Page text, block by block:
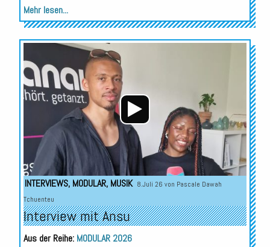
Mehr lesen...
Audio-
Player
INTERVIEWS, MODULAR, MUSIK 8.Juli 26 von Pascale Dawah
Tchuenteu
Interview mit Ansu
Aus der Reihe: MODULAR 2026